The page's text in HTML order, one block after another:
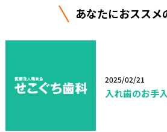
あなたにおススメ
2025/02/21
入れ歯のお手